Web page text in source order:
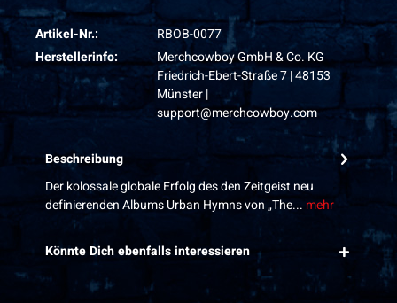
Artikel-Nr.:
RBOB-0077
Herstellerinfo:
Merchcowboy GmbH & Co. KG
Friedrich-Ebert-Straße 7 | 48153
Münster |
support@merchcowboy.com
Beschreibung
Der kolossale globale Erfolg des den Zeitgeist neu
definierenden Albums Urban Hymns von „The... mehr
Könnte Dich ebenfalls interessieren